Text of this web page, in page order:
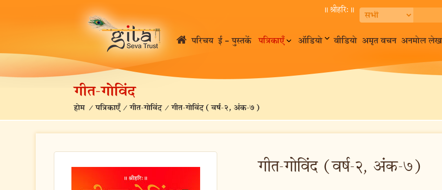
॥ श्रीहरि:॥
परिचय ई – पुस्तकें पत्रिकाएँ ऑडियो वीडियो अमृत वचन अनमोल लेख
गीत-गोविंद
होम /पत्रिकाएँ /गीत-गोविंद /गीत-गोविंद (वर्ष-२, अंक-७)
गीत-गोविंद (वर्ष-२, अंक-७)